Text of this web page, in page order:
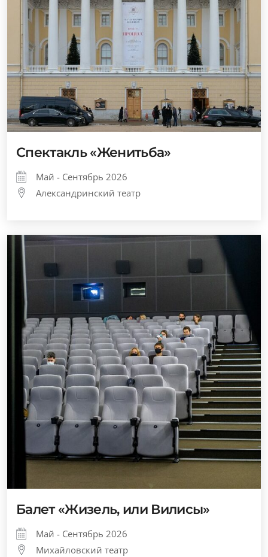
Спектакль «Женитьба»
Май - Сентябрь 2026
Александринский театр
Балет «Жизель, или Вилисы»
Май - Сентябрь 2026
Михайловский театр